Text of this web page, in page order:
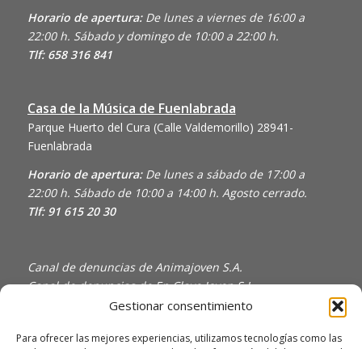
Gestionar consentimiento
Para ofrecer las mejores experiencias, utilizamos tecnologías como las
Horario de apertura: De lunes a viernes de 16:00 a
22:00 h. Sábado y domingo de 10:00 a 22:00 h.
Tlf: 658 316 841
Casa de la Música de Fuenlabrada
Parque Huerto del Cura (Calle Valdemorillo) 28941-
Fuenlabrada
Horario de apertura: De lunes a sábado de 17:00 a
22:00 h. Sábado de 10:00 a 14:00 h. Agosto cerrado.
Tlf: 91 615 20 30
Canal de denuncias de Animajoven S.A.
Canal de denuncias de En Clave Joven S.L.
Política de Privacidad y Uso de Cookies
Política de calidad